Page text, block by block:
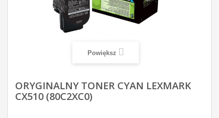
Powiększ
ORYGINALNY TONER CYAN LEXMARK
CX510 (80C2XC0)